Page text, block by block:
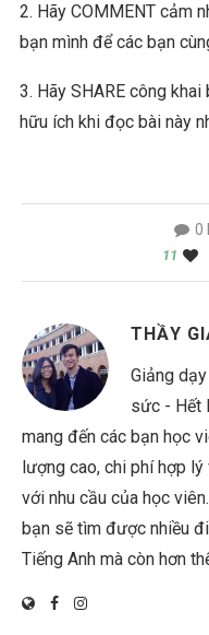
2. Hãy COMMENT cảm
bạn mình để các bạn
3. Hãy SHARE công
hữu ích khi đọc bài này
0
11
THẦY
Giảng
sức - Hết
mang đến các bạn học
lượng cao, chi phí hợp
với nhu cầu của học
bạn sẽ tìm được nhiều
Tiếng Anh mà còn hơn